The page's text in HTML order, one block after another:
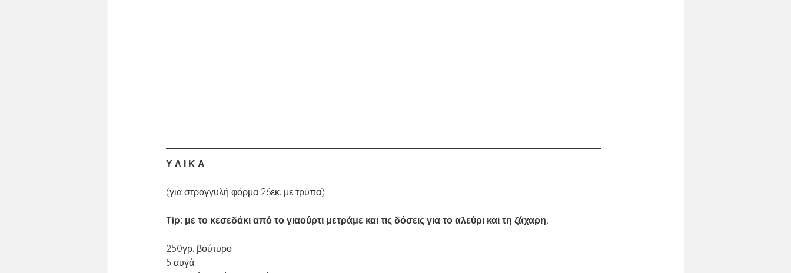
Υ Λ Ι Κ Α
(για στρογγυλή φόρμα 26εκ. με τρύπα)
Tip: με το κεσεδάκι από το γιαούρτι μετράμε και τις δόσεις για το αλεύρι και τη ζάχαρη.
250γρ. βούτυρο
5 αυγά